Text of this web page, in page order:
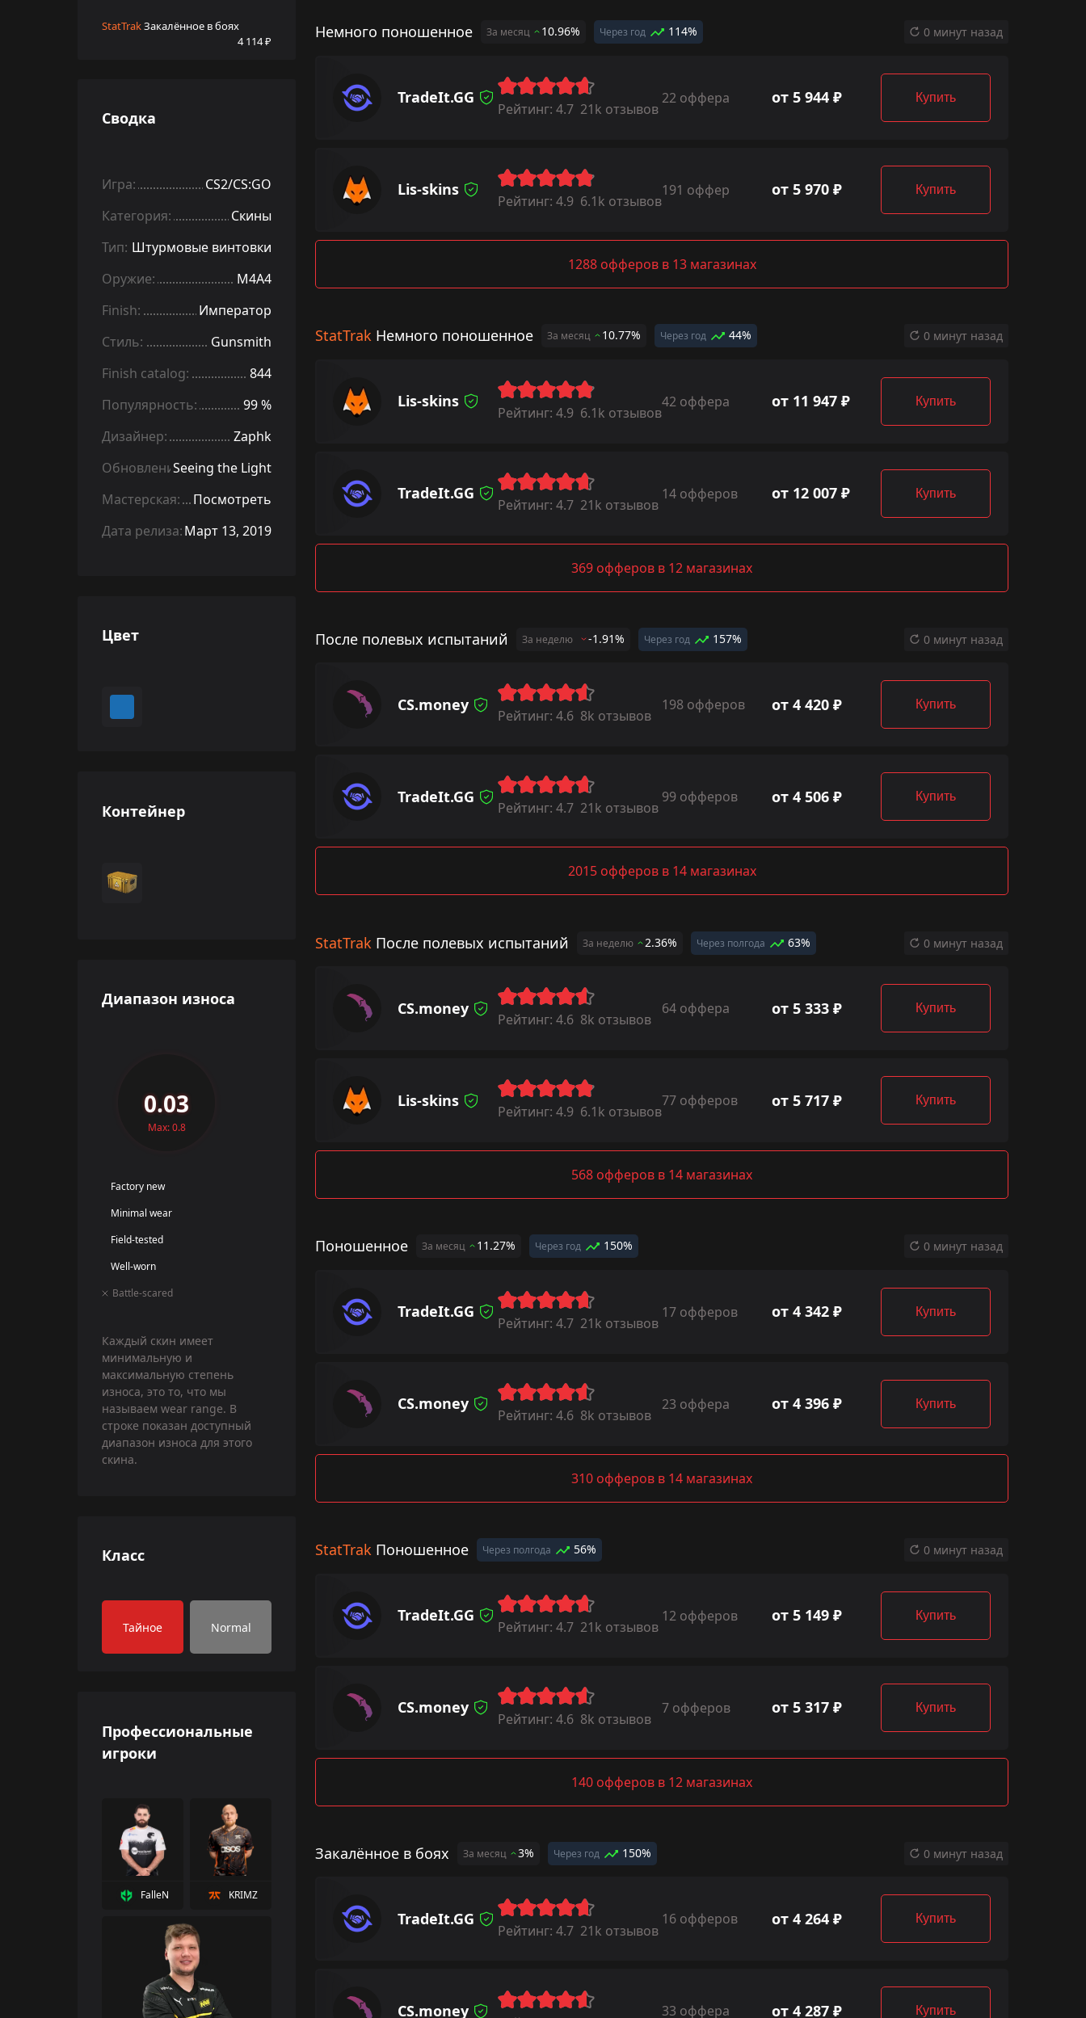
StatTrakЗакалённое в боях
4 114 ₽
Немного поношенное За месяц 10.96% Через год 114% 0 минут назад
TradeIt.GG
Рейтинг: 4.7 21k отзывов
22 оффера от 5 944 ₽ Купить
Lis-skins
Рейтинг: 4.9 6.1k отзывов
191 оффер от 5 970 ₽ Купить
1288 офферов в 13 магазинах
StatTrak Немного поношенное За месяц 10.77% Через год 44% 0 минут назад
Lis-skins
Рейтинг: 4.9 6.1k отзывов
42 оффера от 11 947 ₽ Купить
TradeIt.GG
Рейтинг: 4.7 21k отзывов
14 офферов от 12 007 ₽ Купить
369 офферов в 12 магазинах
После полевых испытаний За неделю -1.91% Через год 157% 0 минут назад
CS.money
Рейтинг: 4.6 8k отзывов
198 офферов от 4 420 ₽ Купить
TradeIt.GG
Рейтинг: 4.7 21k отзывов
99 офферов от 4 506 ₽ Купить
2015 офферов в 14 магазинах
StatTrak После полевых испытаний За неделю 2.36% Через полгода 63% 0 минут назад
CS.money
Рейтинг: 4.6 8k отзывов
64 оффера от 5 333 ₽ Купить
Lis-skins
Рейтинг: 4.9 6.1k отзывов
77 офферов от 5 717 ₽ Купить
568 офферов в 14 магазинах
Поношенное За месяц 11.27% Через год 150% 0 минут назад
TradeIt.GG
Рейтинг: 4.7 21k отзывов
17 офферов от 4 342 ₽ Купить
CS.money
Рейтинг: 4.6 8k отзывов
23 оффера от 4 396 ₽ Купить
310 офферов в 14 магазинах
StatTrak Поношенное Через полгода 56% 0 минут назад
TradeIt.GG
Рейтинг: 4.7 21k отзывов
12 офферов от 5 149 ₽ Купить
CS.money
Рейтинг: 4.6 8k отзывов
7 офферов от 5 317 ₽ Купить
140 офферов в 12 магазинах
Закалённое в боях За месяц 3% Через год 150% 0 минут назад
TradeIt.GG
Рейтинг: 4.7 21k отзывов
16 офферов от 4 264 ₽ Купить
CS.money 33 оффера от 4 287 ₽ Купить
Сводка
Игра:
CS2/CS:GO
Категория:
Скины
Тип: Штурмовые винтовки
Оружие:
M4A4
Finish:
Император
Стиль:
Gunsmith
Finish catalog:
844
Популярность:
99 %
Дизайнер:
Zaphk
Обновление:Seeing the Light
Мастерская:
Посмотреть
Дата релиза:Март 13, 2019
Цвет
Контейнер
Диапазон износа
0.03
Max: 0.8
Factory new
Minimal wear
Field-tested
Well-worn
Battle-scared
Каждый скин имеет
минимальную и
максимальную степень
износа, это то, что мы
называем wear range. В
строке показан доступный
диапазон износа для этого
скина.
Класс
Тайное Normal
Профессиональные
игроки
FalleN KRIMZ